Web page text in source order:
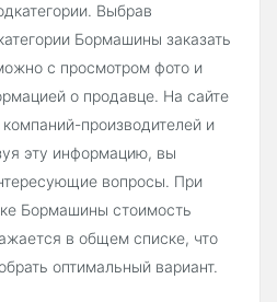
Выбрав
Бормашины заказать
с просмотром фото и
о продавце. На сайте
производителей и
эту информацию, вы
вопросы. При
Бормашины стоимость
в общем списке, что
оптимальный вариант.